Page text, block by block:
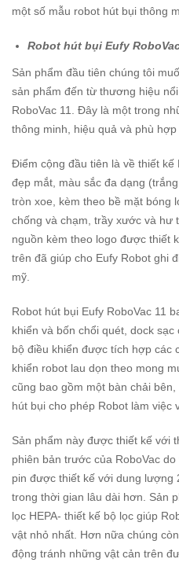
một số mẫu robot hút bụi thông
Robot hút bụi Eufy
Sản phẩm đầu tiên chúng tôi
sản phẩm đến từ thương hiệu
RoboVac 11. Đây là một trong
thông minh, hiệu quả và phù
Điểm cộng đầu tiên là về thiết kế
đẹp mắt, màu sắc đa dạng
tròn xoe, kèm theo bề mặt bóng
chống và chạm, trầy xước và hư
nguồn kèm theo logo được thiết
trên đã giúp cho Eufy Robot ghi
mỹ.
Robot hút bụi Eufy RoboVac 11
khiển và bốn chổi quét, dock
bộ điều khiển được tích hợp các
khiển robot lau dọn theo mong
cũng bao gồm một bàn chải
hút bụi cho phép Robot làm việc
Sản phẩm này được thiết kế với
phiên bản trước của RoboVac
pin được thiết kế với dung lượng
trong thời gian lâu dài hơn. Sản
lọc HEPA- thiết kế bộ lọc giúp
vật nhỏ nhất. Hơn nữa chúng
động tránh những vật cản trên